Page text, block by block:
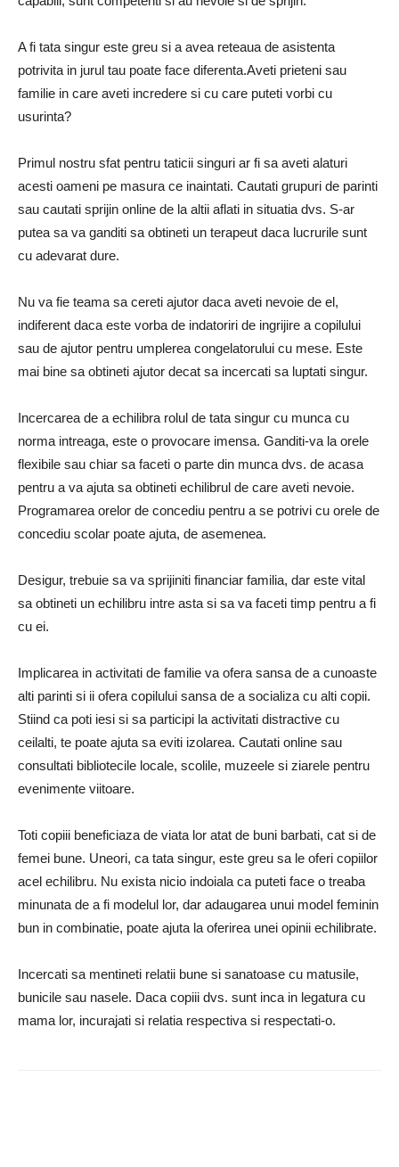
A fi tata singur este greu si a avea reteaua de asistenta
potrivita in jurul tau poate face diferenta.Aveti prieteni sau
familie in care aveti incredere si cu care puteti vorbi cu
usurinta?
Primul nostru sfat pentru taticii singuri ar fi sa aveti alaturi
acesti oameni pe masura ce inaintati. Cautati grupuri de parinti
sau cautati sprijin online de la altii aflati in situatia dvs. S-ar
putea sa va ganditi sa obtineti un terapeut daca lucrurile sunt
cu adevarat dure.
Nu va fie teama sa cereti ajutor daca aveti nevoie de el,
indiferent daca este vorba de indatoriri de ingrijire a copilului
sau de ajutor pentru umplerea congelatorului cu mese. Este
mai bine sa obtineti ajutor decat sa incercati sa luptati singur.
Incercarea de a echilibra rolul de tata singur cu munca cu
norma intreaga, este o provocare imensa. Ganditi-va la orele
flexibile sau chiar sa faceti o parte din munca dvs. de acasa
pentru a va ajuta sa obtineti echilibrul de care aveti nevoie.
Programarea orelor de concediu pentru a se potrivi cu orele de
concediu scolar poate ajuta, de asemenea.
Desigur, trebuie sa va sprijiniti financiar familia, dar este vital
sa obtineti un echilibru intre asta si sa va faceti timp pentru a fi
cu ei.
Implicarea in activitati de familie va ofera sansa de a cunoaste
alti parinti si ii ofera copilului sansa de a socializa cu alti copii.
Stiind ca poti iesi si sa participi la activitati distractive cu
ceilalti, te poate ajuta sa eviti izolarea. Cautati online sau
consultati bibliotecile locale, scolile, muzeele si ziarele pentru
evenimente viitoare.
Toti copiii beneficiaza de viata lor atat de buni barbati, cat si de
femei bune. Uneori, ca tata singur, este greu sa le oferi copiilor
acel echilibru. Nu exista nicio indoiala ca puteti face o treaba
minunata de a fi modelul lor, dar adaugarea unui model feminin
bun in combinatie, poate ajuta la oferirea unei opinii echilibrate.
Incercati sa mentineti relatii bune si sanatoase cu matusile,
bunicile sau nasele. Daca copiii dvs. sunt inca in legatura cu
mama lor, incurajati si relatia respectiva si respectati-o.